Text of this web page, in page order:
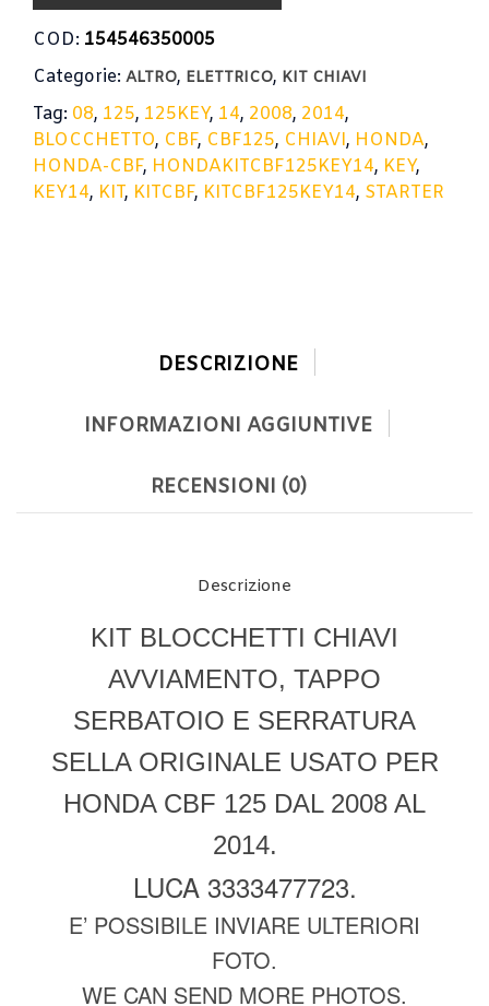
COD: 154546350005
Categorie: ALTRO, ELETTRICO, KIT CHIAVI
Tag: 08, 125, 125KEY, 14, 2008, 2014,
BLOCCHETTO, CBF, CBF125, CHIAVI, HONDA,
HONDA-CBF, HONDAKITCBF125KEY14, KEY,
KEY14, KIT, KITCBF, KITCBF125KEY14, STARTER
DESCRIZIONE
INFORMAZIONI AGGIUNTIVE
RECENSIONI (0)
Descrizione
KIT BLOCCHETTI CHIAVI
AVVIAMENTO, TAPPO
SERBATOIO E SERRATURA
SELLA ORIGINALE USATO PER
HONDA CBF 125 DAL 2008 AL
2014.
LUCA 3333477723.
E’ POSSIBILE INVIARE ULTERIORI
FOTO.
WE CAN SEND MORE PHOTOS.